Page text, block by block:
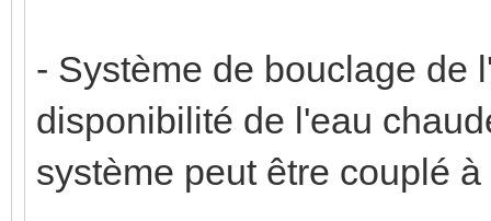
- Système de bouclage de
disponibilité de l'eau
système peut être couplé